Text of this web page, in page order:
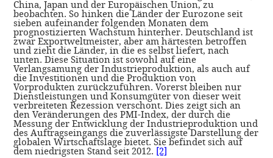
China, Japan und der Europäischen Union, zu
beobachten. So hinken die Länder der Eurozone seit
sieben aufeinander folgenden Monaten dem
prognostizierten Wachstum hinterher. Deutschland ist
zwar Exportweltmeister, aber am härtesten betroffen
und zieht die Länder, in die es selbst liefert, nach
unten. Diese Situation ist sowohl auf eine
Verlangsamung der Industrieproduktion, als auch auf
die Investitionen und die Produktion von
Vorprodukten zurückzuführen. Vorerst bleiben nur
Dienstleistungen und Konsumgüter von dieser weit
verbreiteten Rezession verschont. Dies zeigt sich an
den Veränderungen des PMI-Index, der durch die
Messung der Entwicklung der Industrieproduktion und
des Auftragseingangs die zuverlässigste Darstellung der
globalen Wirtschaftslage bietet. Sie befindet sich auf
dem niedrigsten Stand seit 2012. [2]